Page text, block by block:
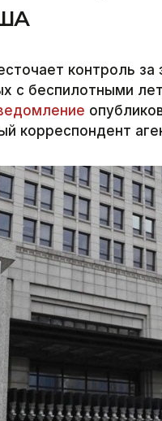
контроль
с беспилотными
корреспондент